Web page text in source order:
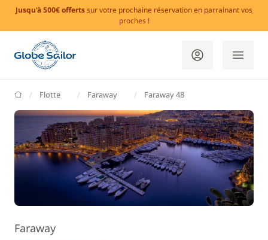
Jusqu'à 500€ offertssur votre prochaine réservation en parrainant vos
proches !
GlobeSailor
Flotte Faraway Faraway 48
Faraway